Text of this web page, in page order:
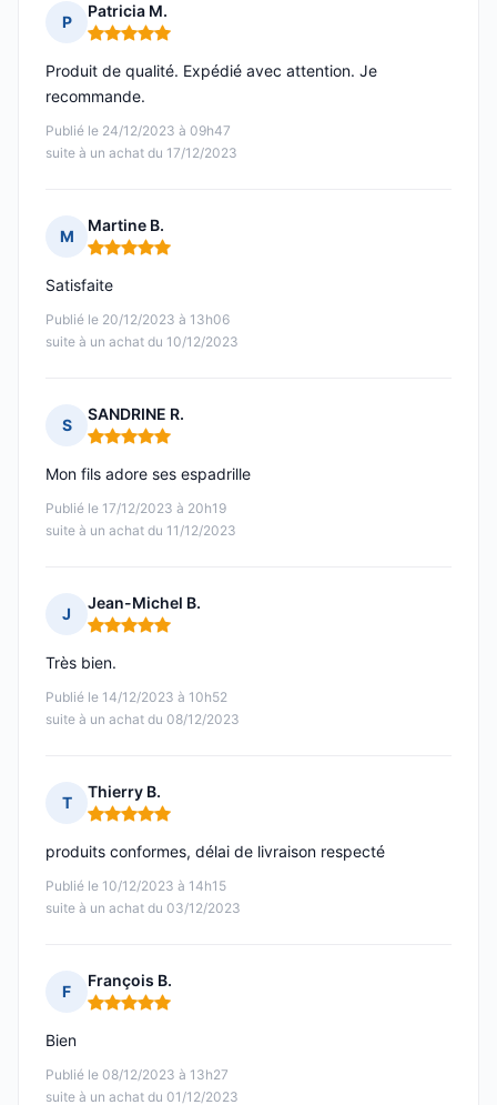
P
Patricia M.
Note : 5 sur 5
Publié le 24/12/2023 à 09h47
suite à un achat du 17/12/2023
Produit de qualité. Expédié avec attention. Je
recommande.
M
Martine B.
Note : 5 sur 5
Publié le 20/12/2023 à 13h06
suite à un achat du 10/12/2023
Satisfaite
S
SANDRINE R.
Note : 5 sur 5
Publié le 17/12/2023 à 20h19
suite à un achat du 11/12/2023
Mon fils adore ses espadrille
J
Jean-Michel B.
Note : 5 sur 5
Publié le 14/12/2023 à 10h52
suite à un achat du 08/12/2023
Très bien.
T
Thierry B.
Note : 5 sur 5
Publié le 10/12/2023 à 14h15
suite à un achat du 03/12/2023
produits conformes, délai de livraison respecté
F
François B.
Note : 5 sur 5
Publié le 08/12/2023 à 13h27
suite à un achat du 01/12/2023
Bien